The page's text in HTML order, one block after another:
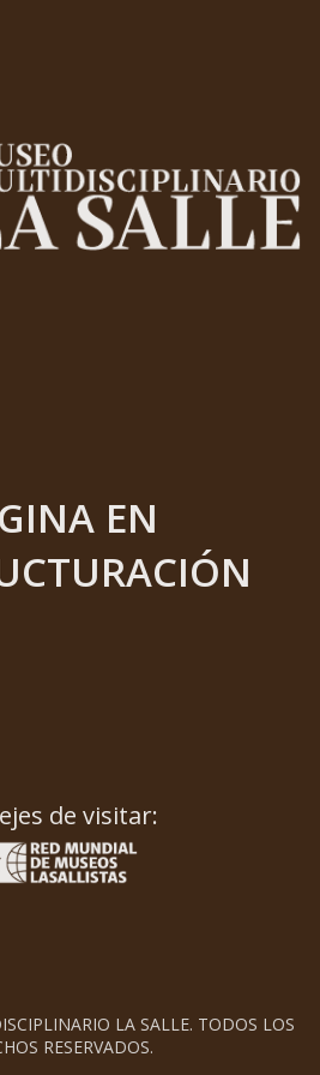
EN
de visitar:
LA SALLE. TODOS LOS
RESERVADOS.